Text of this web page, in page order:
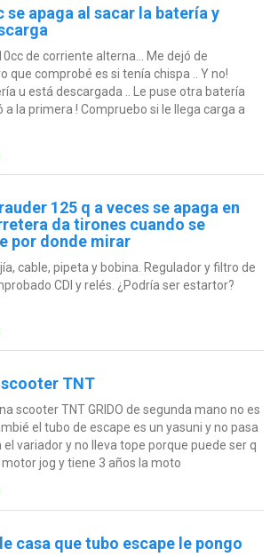
se apaga al sacar la batería y
de corriente alterna... Me dejó de
que comprobé es si tenía chispa .. Y no!
u está descargada .. Le puse otra batería
a la primera ! Compruebo si le llega carga a
125 q a veces se apaga en
da tirones cuando se
por donde mirar
cable, pipeta y bobina. Regulador y filtro de
CDI y relés. ¿Podría ser estartor?
scooter TNT
scooter TNT GRIDO de segunda mano no es
el tubo de escape es un yasuni y no pasa
el variador y no lleva tope porque puede ser q
jog y tiene 3 años la moto
casa que tubo escape le pongo